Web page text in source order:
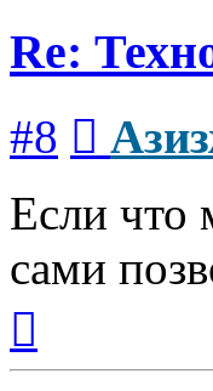
Re:
#8
Если что
сами
началу